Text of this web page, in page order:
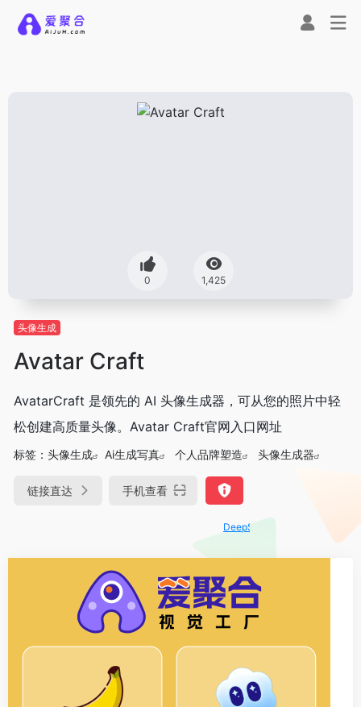
0 1,425
头像生成
Avatar Craft
AvatarCraft 是领先的 AI 头像生成器，可从您的照片中轻
松创建高质量头像。Avatar Craft官网入口网址
标签： 头像生成 Ai生成写真 个人品牌塑造 头像生成器
链接直达 手机查看
DeepSeek-R1、V3满血版免费用！-